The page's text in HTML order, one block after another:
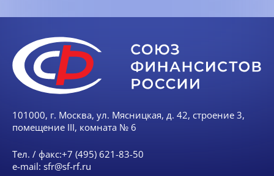
101000, г. Москва, ул. Мясницкая, д. 42, строение 3,
помещение III, комната № 6
Тел. / факс:+7 (495) 621-83-50
e-mail: sfr@sf-rf.ru